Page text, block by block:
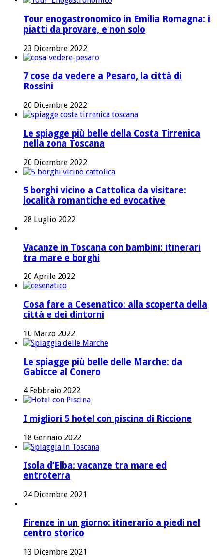
Tour enogastronomico in Emilia Romagna: i
piatti da provare, e non solo
23 Dicembre 2022
7 cose da vedere a Pesaro, la città di
Rossini
20 Dicembre 2022
Le spiagge più belle della Costa Tirrenica
nella zona Toscana
20 Dicembre 2022
5 borghi vicino a Cattolica da visitare:
località romantiche ed evocative
28 Luglio 2022
Vacanze in Toscana con bambini: itinerari
tra mare e borghi
20 Aprile 2022
Cosa fare a Cesenatico: alla scoperta della
città e dei dintorni
10 Marzo 2022
Le spiagge più belle delle Marche: da
Gabicce al Conero
4 Febbraio 2022
I migliori 5 hotel con piscina di Riccione
18 Gennaio 2022
Isola d’Elba: vacanze tra mare ed
entroterra
24 Dicembre 2021
Firenze in un giorno: itinerario a piedi nel
centro storico
13 Dicembre 2021